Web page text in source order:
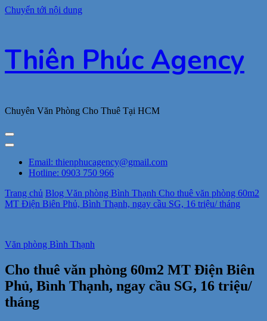
Chuyển tới nội dung
Thiên Phúc Agency
Chuyên Văn Phòng Cho Thuê Tại HCM
Email: thienphucagency@gmail.com
Hotline: 0903 750 966
Trang chủ Blog Văn phòng Bình Thạnh Cho thuê văn phòng 60m2
MT Điện Biên Phủ, Bình Thạnh, ngay cầu SG, 16 triệu/ tháng
Văn phòng Bình Thạnh
Cho thuê văn phòng 60m2 MT Điện Biên
Phủ, Bình Thạnh, ngay cầu SG, 16 triệu/
tháng